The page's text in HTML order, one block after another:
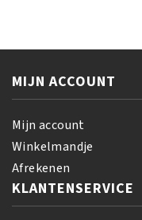
aantal
MIJN ACCOUNT
Mijn account
Winkelmandje
Afrekenen
KLANTENSERVICE